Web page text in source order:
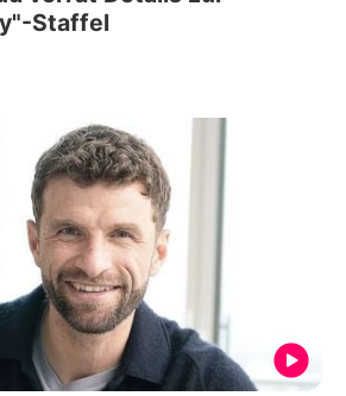
Staffel